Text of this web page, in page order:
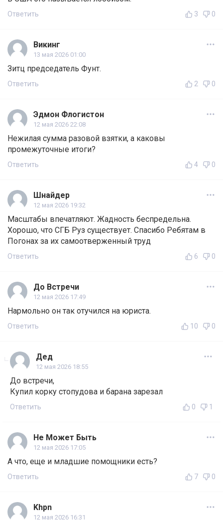
Ответить 3 0
Викинг
13 мая 2026 01:00
Зитц председатель Фунт.
Ответить 2 0
Эдмон Флогистон
12 мая 2026 22:08
Нежилая сумма разовой взятки, а каковы
промежуточные итоги?
Ответить 4 0
Шнайдер
12 мая 2026 19:32
Масштабы впечатляют. Жадность беспредельна.
Хорошо, что СГБ Руз существует. Спасибо Ребятам в
Погонах за их самоотверженный труд
Ответить 6 0
До Встречи
12 мая 2026 17:49
Нармольно он так отучился на юриста.
Ответить 10 0
Дед
12 мая 2026 18:55
До встречи,
Купил корку стопудова и барана зарезал
Ответить 0 1
Не Может Быть
12 мая 2026 17:05
А что, еще и младшие помощники есть?
Ответить 7 0
Khpn
12 мая 2026 16:31